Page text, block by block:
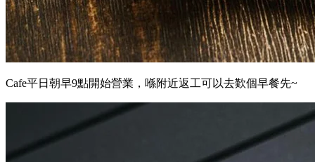
Cafe平日朝早9點開始營業，喺附近返工可以去歎個早餐先~